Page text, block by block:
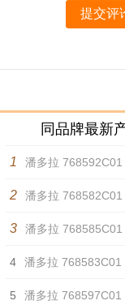
提交评
同品牌最新
1 潘多拉 768592C01
2 潘多拉 768582C01
3 潘多拉 768585C01
4 潘多拉 768583C01
5 潘多拉 768597C01